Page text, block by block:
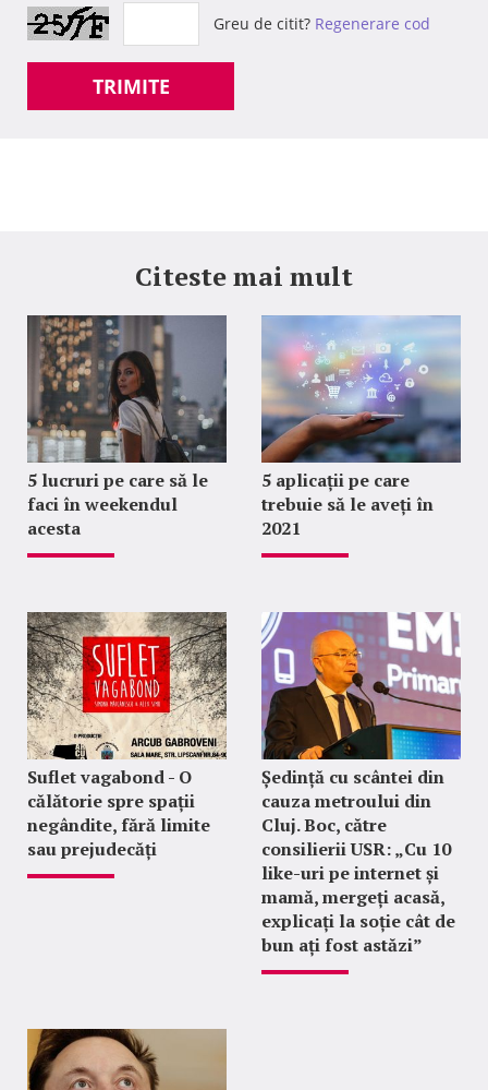
Greu de citit? Regenerare cod
TRIMITE
Citeste mai mult
5 lucruri pe care să le
faci în weekendul
acesta
5 aplicații pe care
trebuie să le aveți în
2021
Suflet vagabond - O
călătorie spre spații
negândite, fără limite
sau prejudecăți
Ședință cu scântei din
cauza metroului din
Cluj. Boc, către
consilierii USR: „Cu 10
like-uri pe internet și
mamă, mergeți acasă,
explicați la soție cât de
bun ați fost astăzi”